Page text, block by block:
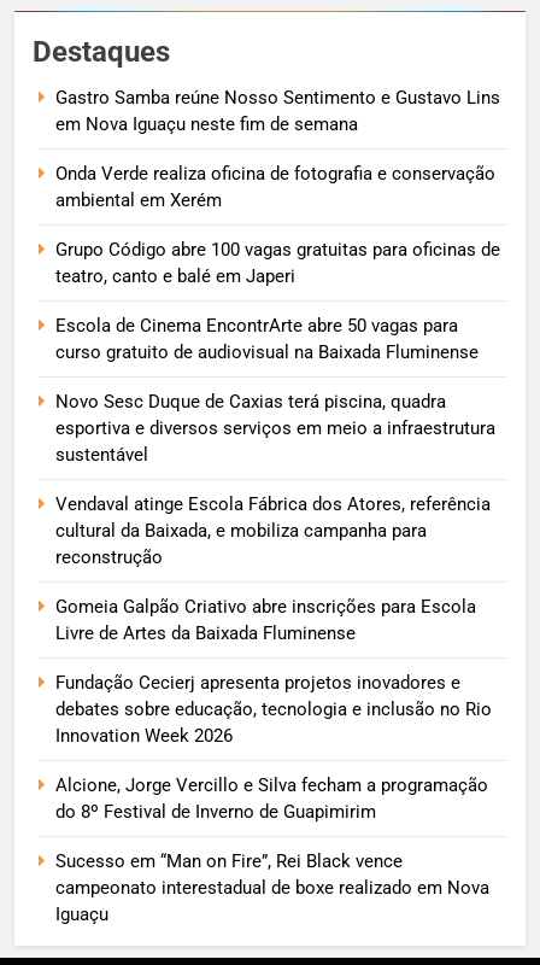
Destaques
Gastro Samba reúne Nosso Sentimento e Gustavo Lins
em Nova Iguaçu neste fim de semana
Onda Verde realiza oficina de fotografia e conservação
ambiental em Xerém
Grupo Código abre 100 vagas gratuitas para oficinas de
teatro, canto e balé em Japeri
Escola de Cinema EncontrArte abre 50 vagas para
curso gratuito de audiovisual na Baixada Fluminense
Novo Sesc Duque de Caxias terá piscina, quadra
esportiva e diversos serviços em meio a infraestrutura
sustentável
Vendaval atinge Escola Fábrica dos Atores, referência
cultural da Baixada, e mobiliza campanha para
reconstrução
Gomeia Galpão Criativo abre inscrições para Escola
Livre de Artes da Baixada Fluminense
Fundação Cecierj apresenta projetos inovadores e
debates sobre educação, tecnologia e inclusão no Rio
Innovation Week 2026
Alcione, Jorge Vercillo e Silva fecham a programação
do 8º Festival de Inverno de Guapimirim
Sucesso em “Man on Fire”, Rei Black vence
campeonato interestadual de boxe realizado em Nova
Iguaçu